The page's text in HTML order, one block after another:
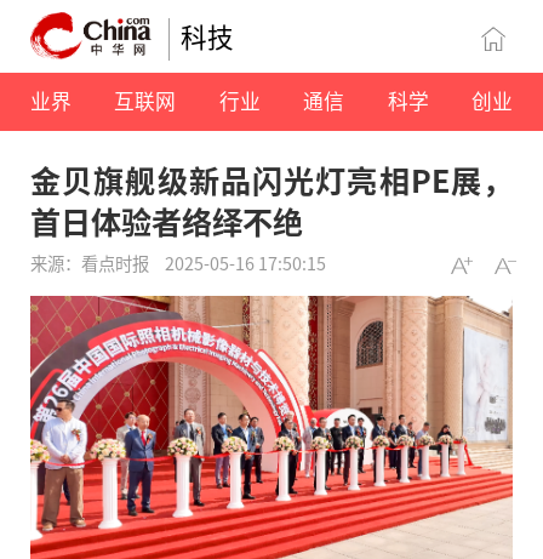
科技
业界 互联网 行业 通信 科学 创业
金贝旗舰级新品闪光灯亮相PE展，
首日体验者络绎不绝
来源：看点时报 2025-05-16 17:50:15